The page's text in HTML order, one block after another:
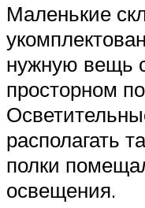
Маленькие
нужную вещь
просторном
располагать
полки
освещения.